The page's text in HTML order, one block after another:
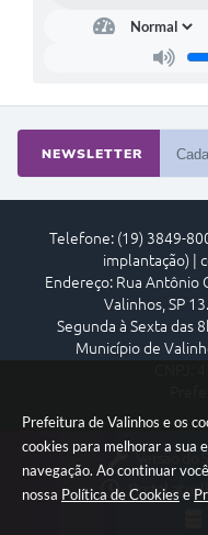
Prefeitura de Valinhos e os
cookies para melhorar a sua
navegação. Ao continuar
nossa Política de Cookies e
NEWSLETTER
Telefone: (19) 3849-
implantação) |
Endereço: Rua Antônio
Valinhos, SP
Segunda à Sexta das
Município de
Versão do
Portal